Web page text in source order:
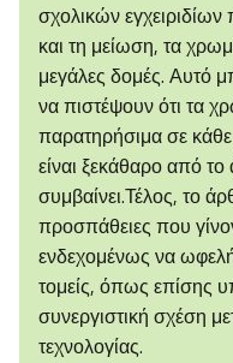
σχολικών
και τη μείωση, τα
μεγάλες δομές. Αυτό
να πιστέψουν ότι τα
παρατηρήσιμα σε
είναι ξεκάθαρο από
συμβαίνει.Τέλος, το
προσπάθειες που
ενδεχομένως να
τομείς, όπως επίσης
συνεργιστική σχέση
τεχνολογίας.